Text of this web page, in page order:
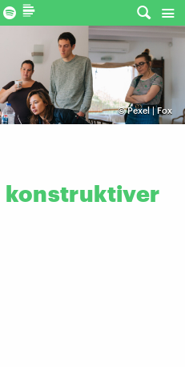
©Pexel | Fox
konstruktiver